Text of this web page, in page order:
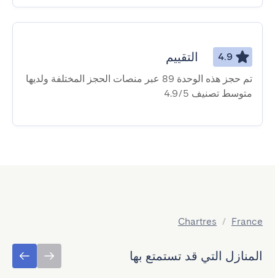
4.9 التقييم
تم حجز هذه الوحدة 89 عبر منصات الحجز المختلفة ولديها
متوسط ​​تصنيف 4.9/5
France
/
Chartres
المنازل التي قد تستمتع بها